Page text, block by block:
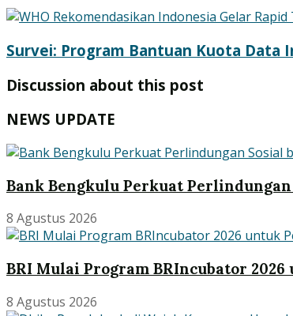
Survei: Program Bantuan Kuota Data
Discussion about this post
NEWS UPDATE
Bank Bengkulu Perkuat
8 Agustus 2026
BRI Mulai Program BRIncubator
8 Agustus 2026